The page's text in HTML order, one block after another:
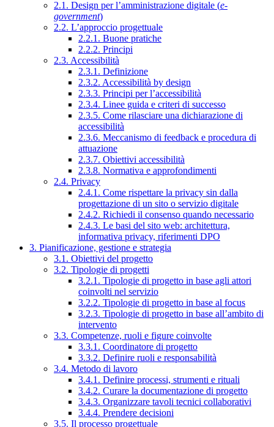
2.1. Design per l’amministrazione digitale (e-
government)
2.2. L’approccio progettuale
2.2.1. Buone pratiche
2.2.2. Principi
2.3. Accessibilità
2.3.1. Definizione
2.3.2. Accessibilità by design
2.3.3. Principi per l’accessibilità
2.3.4. Linee guida e criteri di successo
2.3.5. Come rilasciare una dichiarazione di
accessibilità
2.3.6. Meccanismo di feedback e procedura di
attuazione
2.3.7. Obiettivi accessibilità
2.3.8. Normativa e approfondimenti
2.4. Privacy
2.4.1. Come rispettare la privacy sin dalla
progettazione di un sito o servizio digitale
2.4.2. Richiedi il consenso quando necessario
2.4.3. Le basi del sito web: architettura,
informativa privacy, riferimenti DPO
3. Pianificazione, gestione e strategia
3.1. Obiettivi del progetto
3.2. Tipologie di progetti
3.2.1. Tipologie di progetto in base agli attori
coinvolti nel servizio
3.2.2. Tipologie di progetto in base al focus
3.2.3. Tipologie di progetto in base all’ambito di
intervento
3.3. Competenze, ruoli e figure coinvolte
3.3.1. Coordinatore di progetto
3.3.2. Definire ruoli e responsabilità
3.4. Metodo di lavoro
3.4.1. Definire processi, strumenti e rituali
3.4.2. Curare la documentazione di progetto
3.4.3. Organizzare tavoli tecnici collaborativi
3.4.4. Prendere decisioni
3.5. Il processo progettuale